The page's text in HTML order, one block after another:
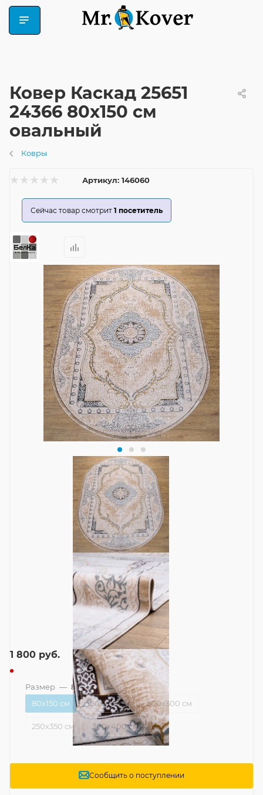
Ковер Каскад 25651
24366 80x150 см
овальный
Ковры
Артикул: 146060
Сейчас товар смотрит 1 посетитель
1 800 руб.
Размер — 80x150 см
80x150 см
150x230 см 200x300 см
250x350 см 300x400 см
Сообщить о поступлении